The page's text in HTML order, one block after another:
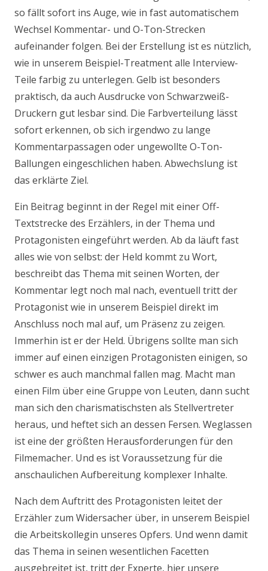
so fällt sofort ins Auge, wie in fast automatischem
Wechsel Kommentar- und O-Ton-Strecken
aufeinander folgen. Bei der Erstellung ist es nützlich,
wie in unserem Beispiel-Treatment alle Interview-
Teile farbig zu unterlegen. Gelb ist besonders
praktisch, da auch Ausdrucke von Schwarzweiß-
Druckern gut lesbar sind. Die Farbverteilung lässt
sofort erkennen, ob sich irgendwo zu lange
Kommentarpassagen oder ungewollte O-Ton-
Ballungen eingeschlichen haben. Abwechslung ist
das erklärte Ziel.
Ein Beitrag beginnt in der Regel mit einer Off-
Textstrecke des Erzählers, in der Thema und
Protagonisten eingeführt werden. Ab da läuft fast
alles wie von selbst: der Held kommt zu Wort,
beschreibt das Thema mit seinen Worten, der
Kommentar legt noch mal nach, eventuell tritt der
Protagonist wie in unserem Beispiel direkt im
Anschluss noch mal auf, um Präsenz zu zeigen.
Immerhin ist er der Held. Übrigens sollte man sich
immer auf einen einzigen Protagonisten einigen, so
schwer es auch manchmal fallen mag. Macht man
einen Film über eine Gruppe von Leuten, dann sucht
man sich den charismatischsten als Stellvertreter
heraus, und heftet sich an dessen Fersen. Weglassen
ist eine der größten Herausforderungen für den
Filmemacher. Und es ist Voraussetzung für die
anschaulichen Aufbereitung komplexer Inhalte.
Nach dem Auftritt des Protagonisten leitet der
Erzähler zum Widersacher über, in unserem Beispiel
die Arbeitskollegin unseres Opfers. Und wenn damit
das Thema in seinen wesentlichen Facetten
ausgebreitet ist, tritt der Experte, hier unsere